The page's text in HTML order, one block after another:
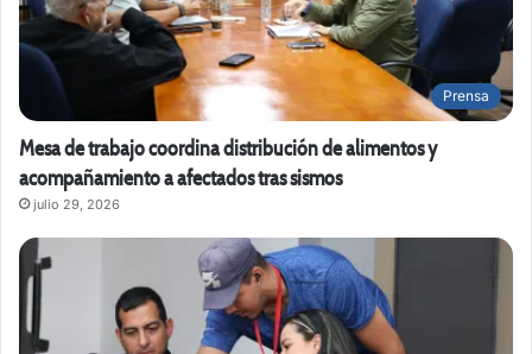
Prensa
Mesa de trabajo coordina distribución de alimentos y
acompañamiento a afectados tras sismos
julio 29, 2026